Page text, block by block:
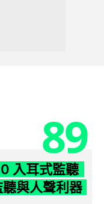
89
入耳式監聽
與人聲利器